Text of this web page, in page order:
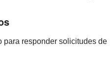
para responder solicitudes de